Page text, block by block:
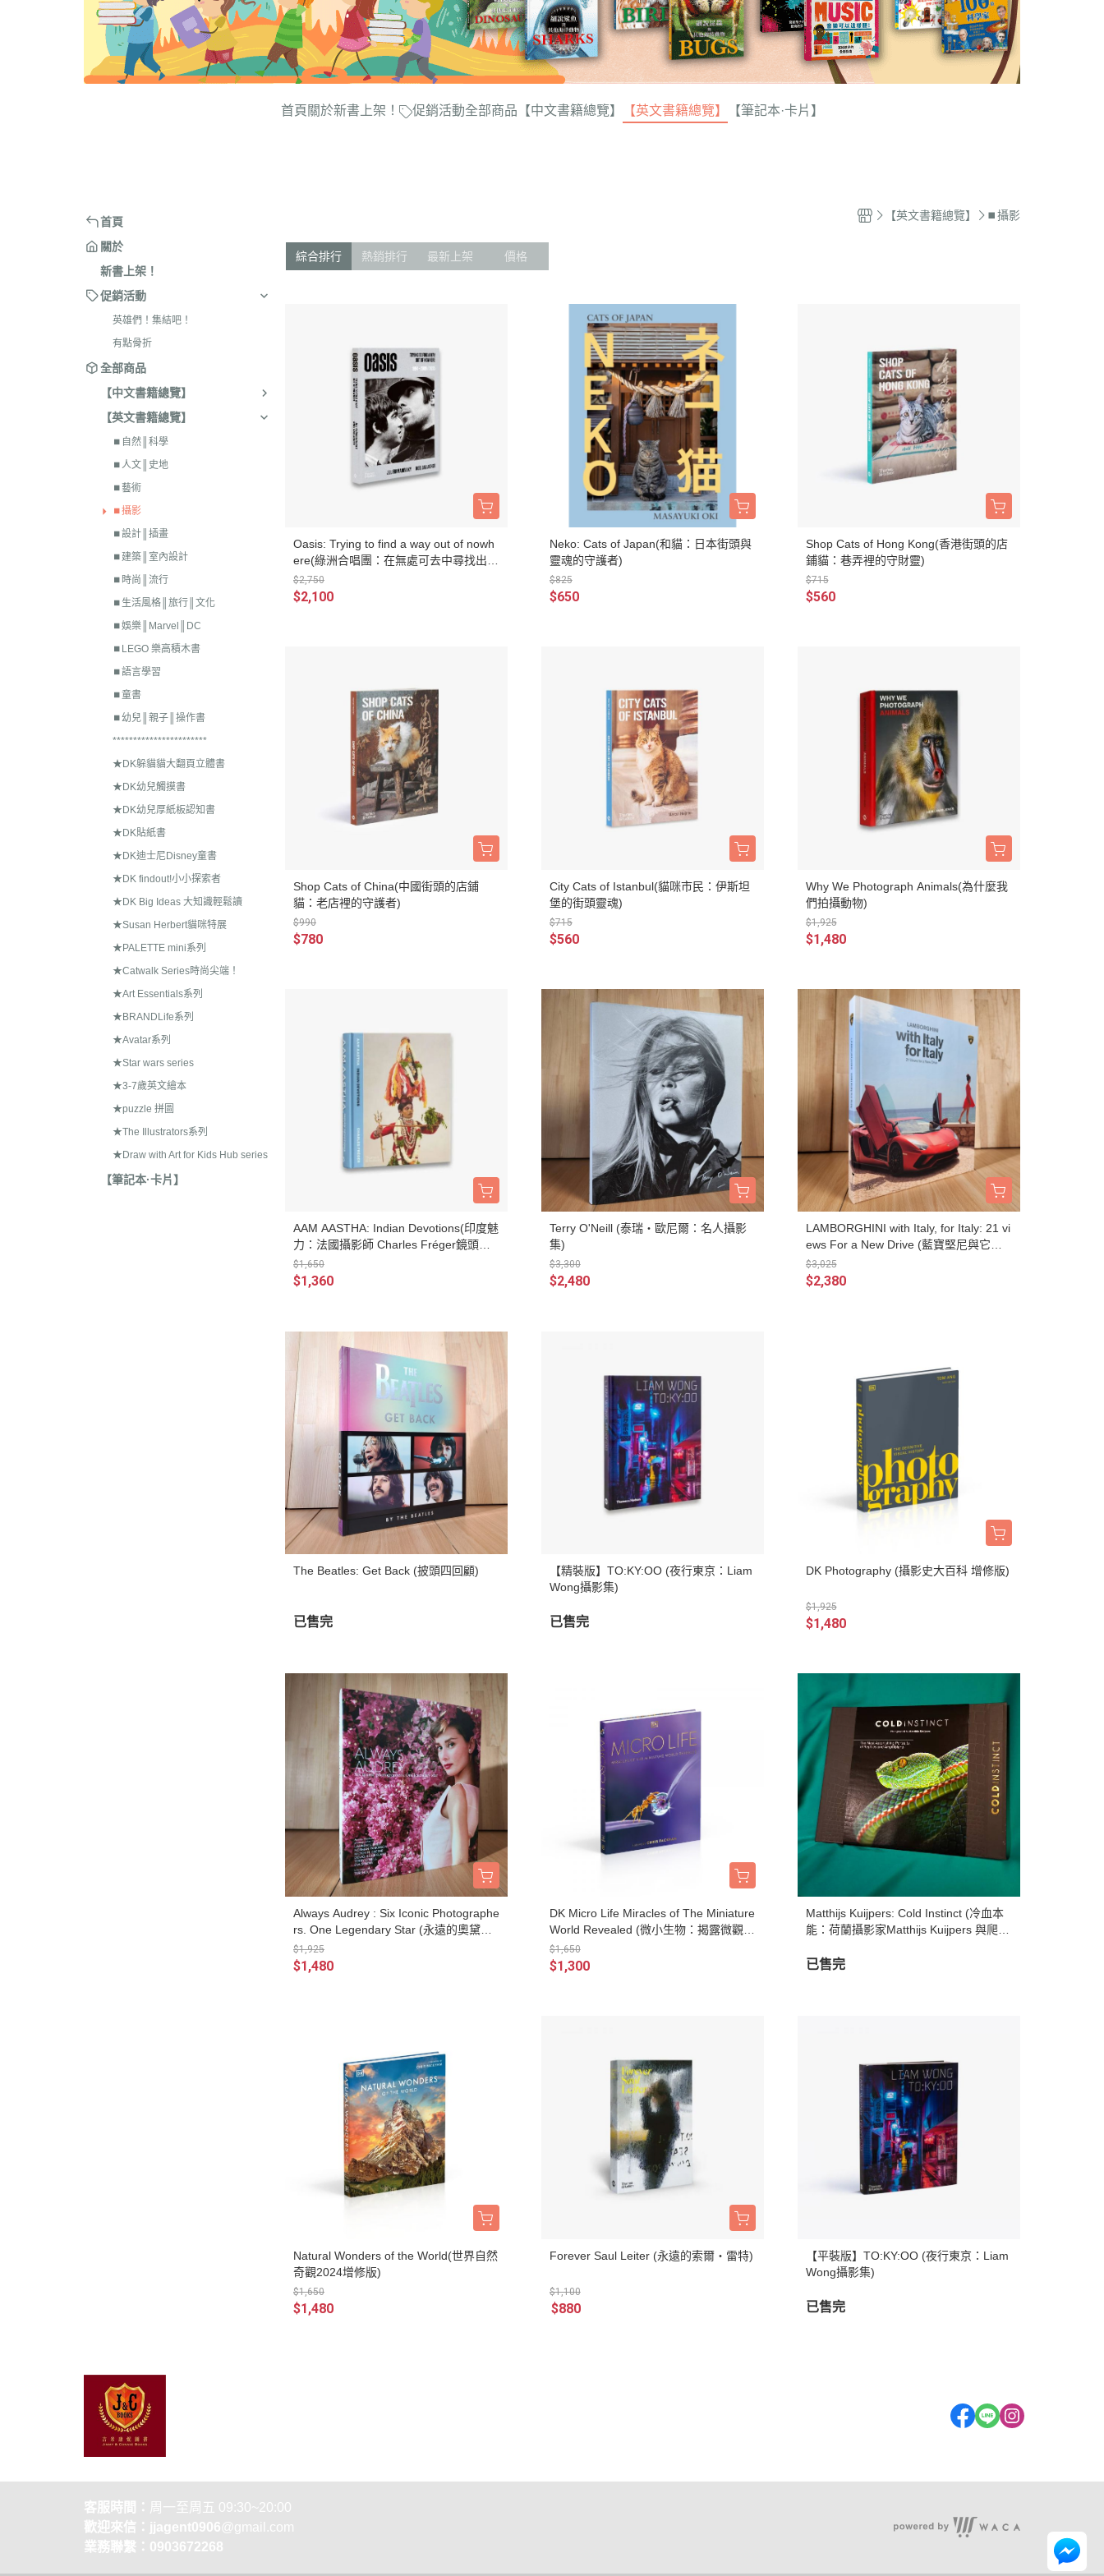
首頁 關於新書上架！ 促銷活動全部商品 【中文書籍總覽】 【英文書籍總覽】 【筆記本·卡片】
首頁
關於
新書上架！
促銷活動
英雄們！集結吧！
有點骨折
全部商品
【中文書籍總覽】
【英文書籍總覽】
⏹︎自然║科學
⏹︎人文║史地
⏹︎藝術
⏹︎攝影
⏹︎設計║插畫
⏹︎建築║室內設計
⏹︎時尚║流行
⏹︎生活風格║旅行║文化
⏹︎娛樂║Marvel║DC
⏹︎LEGO 樂高積木書
⏹︎語言學習
⏹︎童書
⏹︎幼兒║親子║操作書
***********************
★DK躲貓貓大翻頁立體書
★DK幼兒觸摸書
★DK幼兒厚紙板認知書
★DK貼紙書
★DK迪士尼Disney童書
★DK findout!小小探索者
★DK Big Ideas 大知識輕鬆讀
★Susan Herbert貓咪特展
★PALETTE mini系列
★Catwalk Series時尚尖端！
★Art Essentials系列
★BRANDLife系列
★Avatar系列
★Star wars series
★3-7歲英文繪本
★puzzle 拼圖
★The Illustrators系列
★Draw with Art for Kids Hub series
【筆記本·卡片】
【英文書籍總覽】 ⏹︎攝影
綜合排行 熱銷排行 最新上架 價格
Oasis: Trying to find a way out of nowh
ere(綠洲合唱團：在無處可去中尋找出
口)
$2,750
$2,100
Neko: Cats of Japan(和貓：日本街頭與
靈魂的守護者)
$825
$650
Shop Cats of Hong Kong(香港街頭的店
鋪貓：巷弄裡的守財靈)
$715
$560
Shop Cats of China(中國街頭的店鋪
貓：老店裡的守護者)
$990
$780
City Cats of Istanbul(貓咪市民：伊斯坦
堡的街頭靈魂)
$715
$560
Why We Photograph Animals(為什麼我
們拍攝動物)
$1,925
$1,480
AAM AASTHA: Indian Devotions(印度魅
力：法國攝影師 Charles Fréger鏡頭中
的印度文化)
$1,650
$1,360
Terry O'Neill (泰瑞‧歐尼爾：名人攝影
集)
$3,300
$2,480
LAMBORGHINI with Italy, for Italy: 21 vi
ews For a New Drive (藍寶堅尼與它的
誕生地：義大利)
$3,025
$2,380
The Beatles: Get Back (披頭四回顧)
已售完
【精裝版】TO:KY:OO (夜行東京：Liam
Wong攝影集)
已售完
DK Photography (攝影史大百科 增修版)
$1,925
$1,480
Always Audrey : Six Iconic Photographe
rs. One Legendary Star (永遠的奧黛
麗‧赫本：六名頂尖攝影師，一位傳奇
巨星)
$1,925
$1,480
DK Micro Life Miracles of The Miniature
World Revealed (微小生物：揭露微觀世
界的奇跡)
$1,650
$1,300
Matthijs Kuijpers: Cold Instinct (冷血本
能：荷蘭攝影家Matthijs Kuijpers 與爬行
已售完
Natural Wonders of the World(世界自然
奇觀2024增修版)
$1,650
$1,480
Forever Saul Leiter (永遠的索爾‧雷特)
$1,100
$880
【平裝版】TO:KY:OO (夜行東京：Liam
Wong攝影集)
已售完
客服時間： 周一至周五 09:30~20:00
歡迎來信：jjagent0906@gmail.com
業務聯繫：0903672268